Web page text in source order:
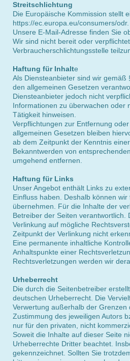
Streitschlichtung
Die Europäische Kommission stellt
https://ec.europa.eu/consumers/odr.
Unsere E-Mail-Adresse finden Sie
Wir sind nicht bereit oder
Verbraucherschlichtungsstelle
Haftung für Inhalte
Als Diensteanbieter sind wir
den allgemeinen Gesetzen
Diensteanbieter jedoch nicht
Informationen zu überwachen oder
Tätigkeit hinweisen.
Verpflichtungen zur Entfernung
allgemeinen Gesetzen bleiben
ab dem Zeitpunkt der Kenntnis
Bekanntwerden von
umgehend entfernen.
Haftung für Links
Unser Angebot enthält Links zu
Einfluss haben. Deshalb können
übernehmen. Für die Inhalte der
Betreiber der Seiten
Verlinkung auf mögliche
Zeitpunkt der Verlinkung nicht
Eine permanente inhaltliche
Anhaltspunkte einer
Rechtsverletzungen werden wir
Urheberrecht
Die durch die Seitenbetreiber
deutschen Urheberrecht. Die
Verwertung außerhalb der
Zustimmung des jeweiligen Autors
nur für den privaten, nicht
Soweit die Inhalte auf dieser Seite
Urheberrechte Dritter beachtet.
gekennzeichnet. Sollten Sie